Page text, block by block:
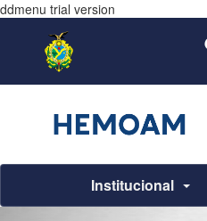
ddmenu trial version
Institucional